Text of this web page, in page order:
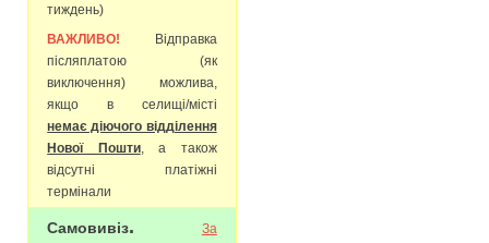
тиждень)
ВАЖЛИВО! Відправка
післяплатою (як
виключення) можлива,
якщо в селищі/місті
немає діючого відділення
Нової Пошти, а також
відсутні платіжні
термінали
Самовивіз.
За